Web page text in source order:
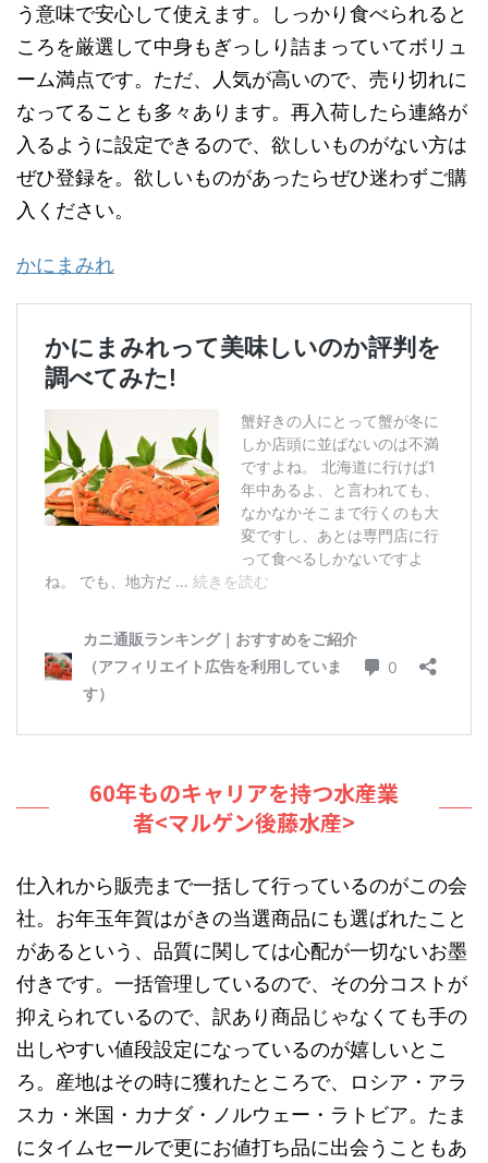
う意味で安心して使えます。しっかり食べられると
ころを厳選して中身もぎっしり詰まっていてボリュ
ーム満点です。ただ、人気が高いので、売り切れに
なってることも多々あります。再入荷したら連絡が
入るように設定できるので、欲しいものがない方は
ぜひ登録を。欲しいものがあったらぜひ迷わずご購
入ください。
かにまみれ
60年ものキャリアを持つ水産業
者<マルゲン後藤水産>
仕入れから販売まで一括して行っているのがこの会
社。お年玉年賀はがきの当選商品にも選ばれたこと
があるという、品質に関しては心配が一切ないお墨
付きです。一括管理しているので、その分コストが
抑えられているので、訳あり商品じゃなくても手の
出しやすい値段設定になっているのが嬉しいとこ
ろ。産地はその時に獲れたところで、ロシア・アラ
スカ・米国・カナダ・ノルウェー・ラトビア。たま
にタイムセールで更にお値打ち品に出会うこともあ